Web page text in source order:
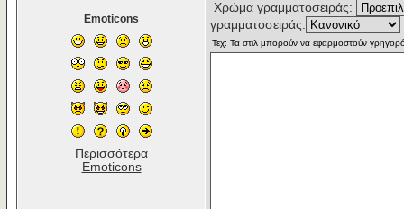
Emoticons
Περισσότερα
Emoticons
Χρώμα γραμματοσειράς:
γραμματοσειράς: